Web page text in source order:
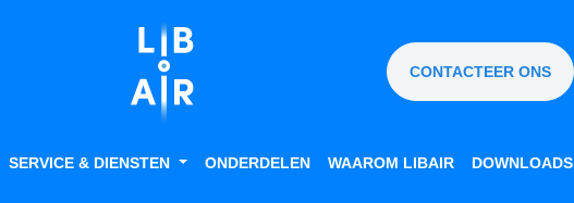
CONTACTEER ONS
SERVICE & DIENSTEN ONDERDELEN WAAROM LIBAIR DOWNLOADS